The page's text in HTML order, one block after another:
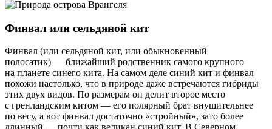
Финвал или сельдяной кит
Финвал (или сельдяной кит, или обыкновенный
полосатик) — ближайший родственник самого крупного
на планете синего кита. На самом деле синий кит и финвал
похожи настолько, что в природе даже встречаются гибриды
этих двух видов. По размерам он делит второе место
с гренландским китом — его полярный брат внушительнее
по весу, а вот финвал достаточно «стройный», зато более